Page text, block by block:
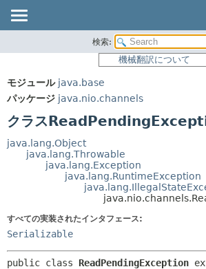
パッケージ
使用
ツリー
プレビュー
非推奨
索引
ヘルプ
サマリー:
ネスト
メソ
フィー
コン
検索:
機械翻訳について
モジュール java.base
パッケージ java.nio.channels
クラス
java.lang.Object
java.lang.Throwable
java.lang.Exception
java.lang.RuntimeException
すべての実装されたインタフェース:
Serializable
public class ReadPendingException